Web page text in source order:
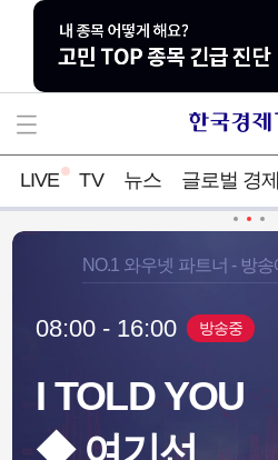
LIVE TV 뉴스 글로벌 경제
AI용 반도체
금융
NO.1 와우넷 파트너 - 방
08:00 - 16:00 방송중
I TOLD YOU